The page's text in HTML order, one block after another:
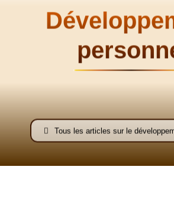
–
Tous les articles sur le